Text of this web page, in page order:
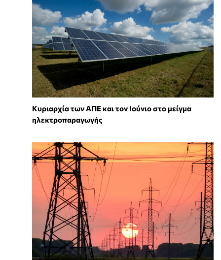
Κυριαρχία των ΑΠΕ και τον Ιούνιο στο μείγμα
ηλεκτροπαραγωγής